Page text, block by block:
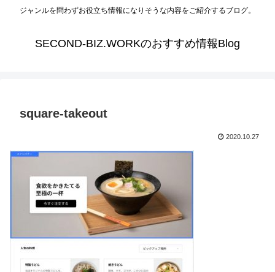
ジャンルを問わずお役立ち情報になりそうな内容をご紹介するブログ。
SECOND-BIZ.WORKのおすすめ情報Blog
square-takeout
2020.10.27